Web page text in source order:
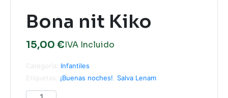
Bona nit Kiko
15,00 €IVA Incluido
Categoría:
Infantiles
Etiquetas:
¡Buenas noches! Salva Lenam